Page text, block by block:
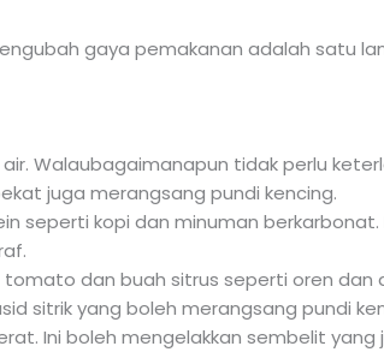
gaya pemakanan adalah satu
Walaubagaimanapun tidak perlu
juga merangsang pundi kencing.
seperti kopi dan minuman
dan buah sitrus seperti oren dan
sitrik yang boleh merangsang pundi
Ini boleh mengelakkan sembelit yang